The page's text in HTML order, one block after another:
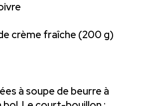
crème fraîche (200 g)
à soupe de beurre à